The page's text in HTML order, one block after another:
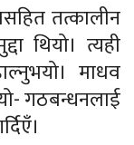
तत्कालीन
थियो। त्यही
माधव
गठबन्धनलाई